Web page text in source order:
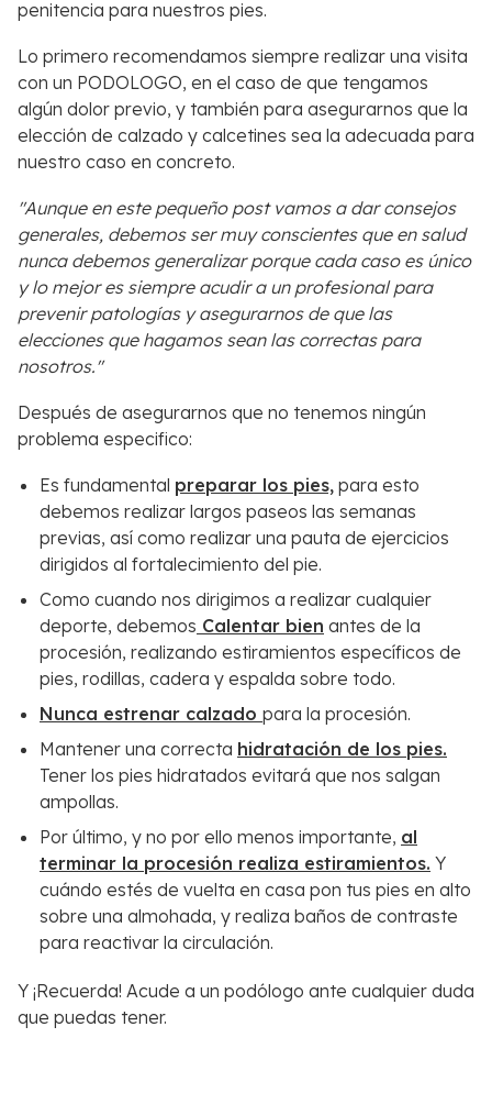
penitencia para nuestros pies.
Lo primero recomendamos siempre realizar una visita
con un PODOLOGO, en el caso de que tengamos
algún dolor previo, y también para asegurarnos que la
elección de calzado y calcetines sea la adecuada para
nuestro caso en concreto.
"Aunque en este pequeño post vamos a dar consejos
generales, debemos ser muy conscientes que en salud
nunca debemos generalizar porque cada caso es único
y lo mejor es siempre acudir a un profesional para
prevenir patologías y asegurarnos de que las
elecciones que hagamos sean las correctas para
nosotros."
Después de asegurarnos que no tenemos ningún
problema especifico:
Es fundamental preparar los pies, para esto
debemos realizar largos paseos las semanas
previas, así como realizar una pauta de ejercicios
dirigidos al fortalecimiento del pie.
Como cuando nos dirigimos a realizar cualquier
deporte, debemos Calentar bien antes de la
procesión, realizando estiramientos específicos de
pies, rodillas, cadera y espalda sobre todo.
Nunca estrenar calzado para la procesión.
Mantener una correcta hidratación de los pies.
Tener los pies hidratados evitará que nos salgan
ampollas.
Por último, y no por ello menos importante, al
terminar la procesión realiza estiramientos. Y
cuándo estés de vuelta en casa pon tus pies en alto
sobre una almohada, y realiza baños de contraste
para reactivar la circulación.
Y ¡Recuerda! Acude a un podólogo ante cualquier duda
que puedas tener.